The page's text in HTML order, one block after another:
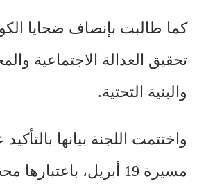
كما طالبت بإنصاف ضحايا
تحقيق العدالة الاجتماعية
والبنية التحتية.
واختتمت اللجنة بيانها
مسيرة 19 أبريل، باعتبارها محطة رمزية في مسار الحركة الأمازيغية بالمغرب.